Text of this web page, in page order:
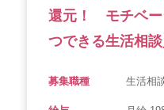
還元！ モチベー
つできる生活相
募集職種 生活相